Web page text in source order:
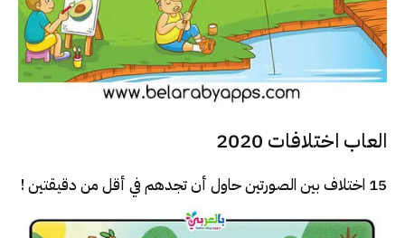
العاب اختلافات 2020
15 اختلاف بين الصورتين حاول أن تجدهم في أقل من دقيقتين !